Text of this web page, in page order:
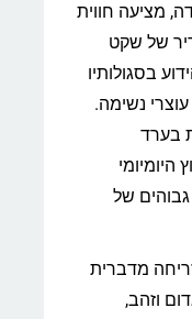
מציעה חווית
של שקט
בסגולותיו
נשימה.
בערד
של
מדברית
וזהב,